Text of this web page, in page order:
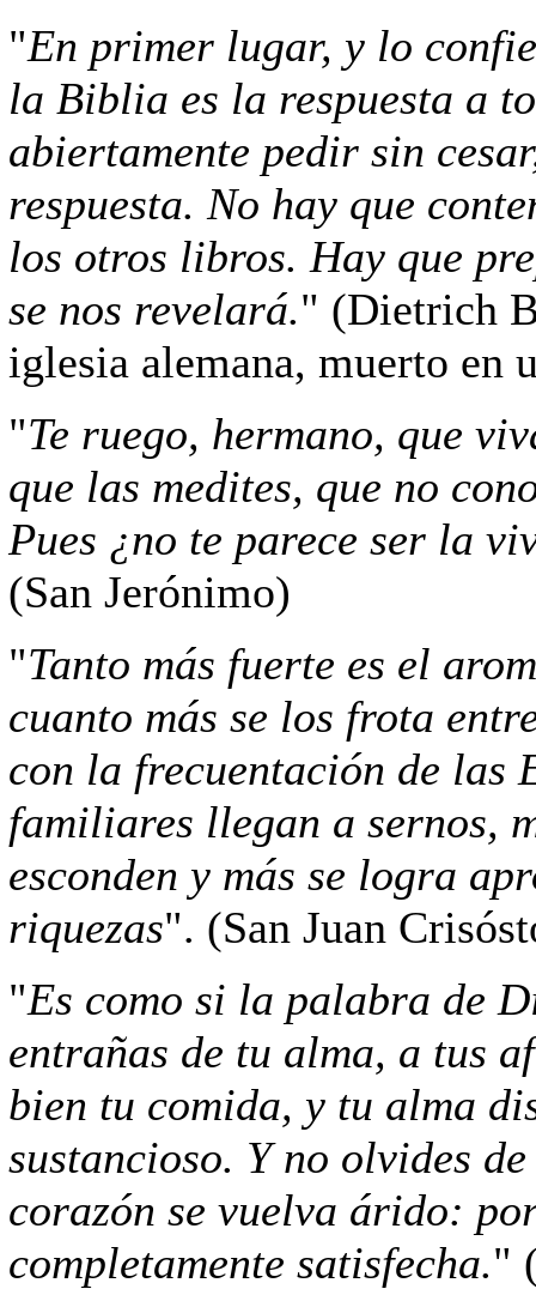
"En primer lugar, y lo
la Biblia es la respuesta a
abiertamente pedir sin
respuesta. No hay que
los otros libros. Hay que
se nos revelará." (Dietrich
iglesia alemana, muerto en
"Te ruego, hermano, que
que las medites, que no
Pues ¿no te parece ser la
(San Jerónimo)
"Tanto más fuerte es el
cuanto más se los frota
con la frecuentación de las
familiares llegan a sernos,
esconden y más se logra
riquezas". (San Juan
"Es como si la palabra de
entrañas de tu alma, a tus
bien tu comida, y tu alma
sustancioso. Y no olvides
corazón se vuelva árido:
completamente satisfecha."